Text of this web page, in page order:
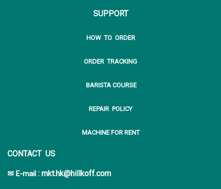
SUPPORT
HOW TO ORDER
ORDER TRACKING
BARISTA COURSE
REPAIR POLICY
MACHINE FOR RENT
CONTACT US
✉ E-mail : mkt.hk@hillkoff.com